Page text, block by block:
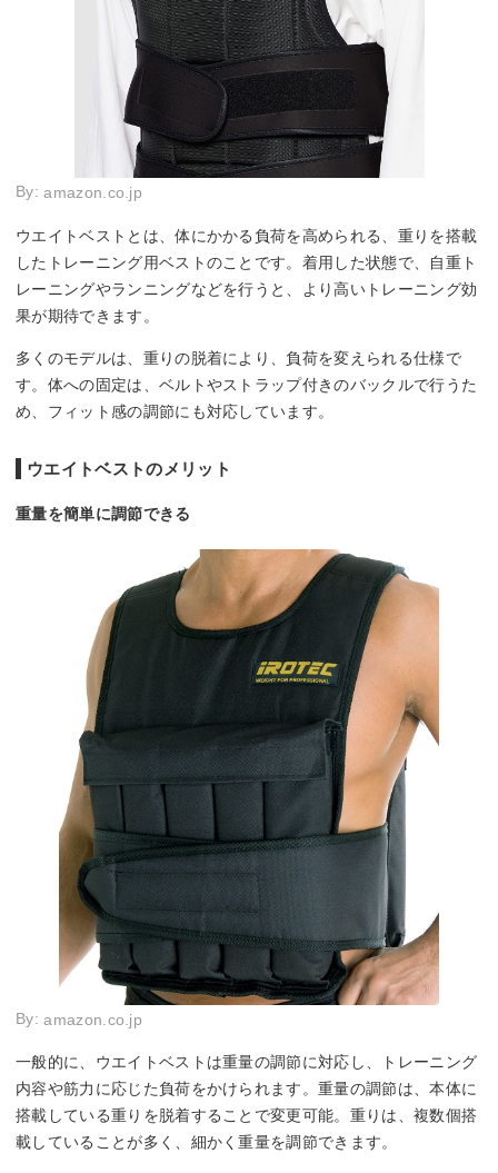
By:amazon.co.jp
ウエイトベストとは、体にかかる負荷を高められる、重りを搭載
したトレーニング用ベストのことです。着用した状態で、自重ト
レーニングやランニングなどを行うと、より高いトレーニング効
果が期待できます。
多くのモデルは、重りの脱着により、負荷を変えられる仕様で
す。体への固定は、ベルトやストラップ付きのバックルで行うた
め、フィット感の調節にも対応しています。
ウエイトベストのメリット
重量を簡単に調節できる
By:amazon.co.jp
一般的に、ウエイトベストは重量の調節に対応し、トレーニング
内容や筋力に応じた負荷をかけられます。重量の調節は、本体に
搭載している重りを脱着することで変更可能。重りは、複数個搭
載していることが多く、細かく重量を調節できます。